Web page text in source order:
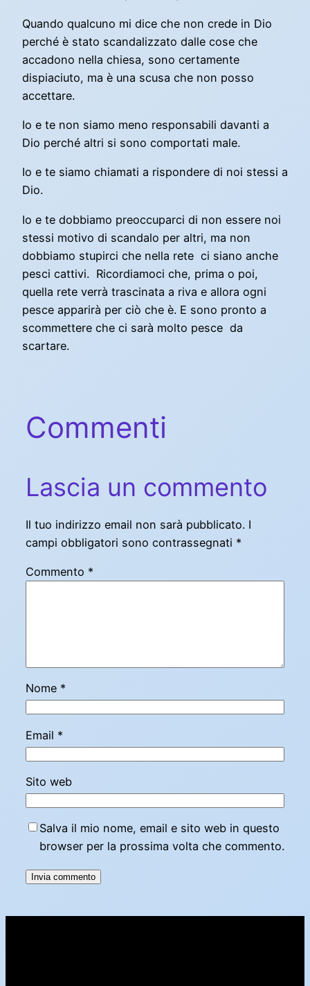
Quando qualcuno mi dice che non crede in Dio
perché è stato scandalizzato dalle cose che
accadono nella chiesa, sono certamente
dispiaciuto, ma è una scusa che non posso
accettare.
Io e te non siamo meno responsabili davanti a
Dio perché altri si sono comportati male.
Io e te siamo chiamati a rispondere di noi stessi a
Dio.
Io e te dobbiamo preoccuparci di non essere noi
stessi motivo di scandalo per altri, ma non
dobbiamo stupirci che nella rete ci siano anche
pesci cattivi. Ricordiamoci che, prima o poi,
quella rete verrà trascinata a riva e allora ogni
pesce apparirà per ciò che è. E sono pronto a
scommettere che ci sarà molto pesce da
scartare.
Commenti
Lascia un commento
Il tuo indirizzo email non sarà pubblicato. I
campi obbligatori sono contrassegnati *
Commento *
Nome *
Email *
Sito web
Salva il mio nome, email e sito web in questo
browser per la prossima volta che commento.